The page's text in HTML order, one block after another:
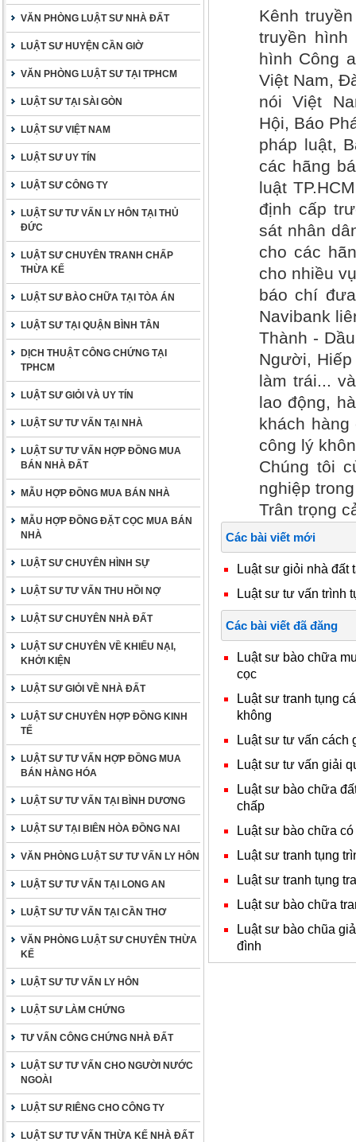
VĂN PHÒNG LUẬT SƯ NHÀ ĐẤT
LUẬT SƯ HUYỆN CẦN GIỜ
VĂN PHÒNG LUẬT SƯ TẠI TPHCM
LUẬT SƯ TẠI SÀI GÒN
LUẬT SƯ VIỆT NAM
LUẬT SƯ UY TÍN
LUẬT SƯ CÔNG TY
LUẬT SƯ TƯ VẤN LY HÔN TẠI THỦ
ĐỨC
LUẬT SƯ CHUYÊN TRANH CHẤP
THỪA KẾ
LUẬT SƯ BÀO CHỮA TẠI TÒA ÁN
LUẬT SƯ TẠI QUẬN BÌNH TÂN
DỊCH THUẬT CÔNG CHỨNG TẠI
TPHCM
LUẬT SƯ GIỎI VÀ UY TÍN
LUẬT SƯ TƯ VẤN TẠI NHÀ
LUẬT SƯ TƯ VẤN HỢP ĐỒNG MUA
BÁN NHÀ ĐẤT
MẪU HỢP ĐỒNG MUA BÁN NHÀ
MẪU HỢP ĐỒNG ĐẶT CỌC MUA BÁN
NHÀ
LUẬT SƯ CHUYÊN HÌNH SỰ
LUẬT SƯ TƯ VẤN THU HỒI NỢ
LUẬT SƯ CHUYÊN NHÀ ĐẤT
LUẬT SƯ CHUYÊN VỀ KHIẾU NẠI,
KHỞI KIỆN
LUẬT SƯ GIỎI VỀ NHÀ ĐẤT
LUẬT SƯ CHUYÊN HỢP ĐỒNG KINH
TẾ
LUẬT SƯ TƯ VẤN HỢP ĐỒNG MUA
BÁN HÀNG HÓA
LUẬT SƯ TƯ VẤN TẠI BÌNH DƯƠNG
LUẬT SƯ TẠI BIÊN HÒA ĐỒNG NAI
VĂN PHÒNG LUẬT SƯ TƯ VẤN LY HÔN
LUẬT SƯ TƯ VẤN TẠI LONG AN
LUẬT SƯ TƯ VẤN TẠI CẦN THƠ
VĂN PHÒNG LUẬT SƯ CHUYÊN THỪA
KẾ
LUẬT SƯ TƯ VẤN LY HÔN
LUẬT SƯ LÀM CHỨNG
TƯ VẤN CÔNG CHỨNG NHÀ ĐẤT
LUẬT SƯ TƯ VẤN CHO NGƯỜI NƯỚC
NGOÀI
LUẬT SƯ RIÊNG CHO CÔNG TY
LUẬT SƯ TƯ VẤN THỪA KẾ NHÀ ĐẤT
Kênh
truyền hình
hình Công
Việt Nam,
nói Việt
Hội, Báo
pháp luật,
các hãng
luật
định cấp
sát nhân
cho các
cho nhiều
báo chí
Navibank
Thành -
Người,
làm trái...
lao động,
khách
công lý
Chúng tôi
nghiệp
Trân trọng
Các bài viết mới
Luật sư giỏi nhà đất
Luật sư tư vấn trình
Các bài viết đã đăng
Luật sư bào chữa
cọc
Luật sư tranh tụng
không
Luật sư tư vấn cách
Luật sư tư vấn giải
Luật sư bào chữa
chấp
Luật sư bào chữa
Luật sư tranh tụng
Luật sư tranh tụng
Luật sư bào chữa
Luật sư bào chũa
đình